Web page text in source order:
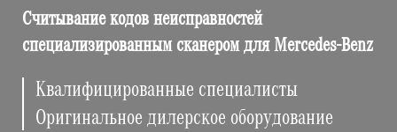
Считывание кодов неисправностей
специализированным сканером для Mercedes-Benz
Квалифицированные специалисты
Оригинальное дилерское оборудование